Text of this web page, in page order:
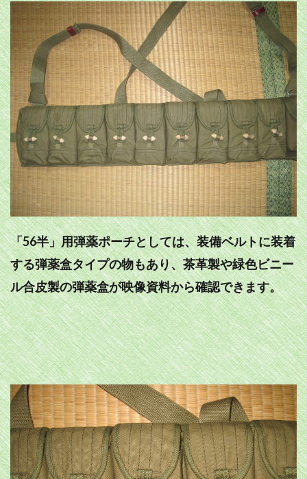
「56半」用弾薬ポーチとしては、装備ベルトに装着
する弾薬盒タイプの物もあり、茶革製や緑色ビニー
ル合皮製の弾薬盒が映像資料から確認できます。